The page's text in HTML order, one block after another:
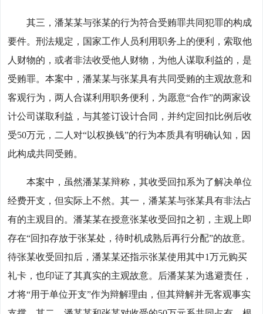
其三，潘某某与张某的行为符合受贿罪共同犯罪的构成
要件。刑法规定，国家工作人员利用职务上的便利，索取他
人财物的，或者非法收受他人财物，为他人谋取利益的，是
受贿罪。本案中，潘某某与张某具有共同受贿的主观故意和
客观行为，两人合谋利用职务便利，为愿意“合作”的两家设
计公司谋取利益，与其签订设计合同，并约定回扣比例后收
受50万元，二人对“以权换钱”的行为本质具有明确认知，因
此构成共同受贿。
本案中，虽然潘某某辩称，其收受回扣系为了解决单位
经费开支，但实际上不然。其一，潘某某与张某具有非法占
有的主观目的。潘某某在授意张某收受回扣之初，主观上即
存在“回扣存放于张某处，待时机成熟后再行分配”的故意。
待张某收受回扣后，潘某某还指示张某使用其中1万元购买
礼卡，也印证了其真实的主观故意。后潘某某为逃避责任，
才将“用于单位开支”作为辩解理由，但其辩解并无客观事实